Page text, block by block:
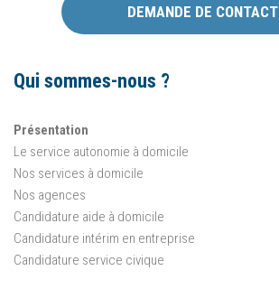
DEMANDE DE CONTACT
Qui sommes-nous ?
Présentation
Le service autonomie à domicile
Nos services à domicile
Nos agences
Candidature aide à domicile
Candidature intérim en entreprise
Candidature service civique